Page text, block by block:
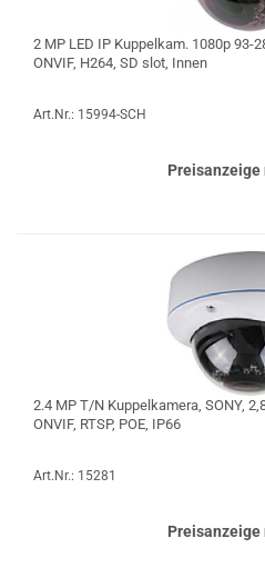
2 MP LED IP Kuppelkam. 1080p 93-
ONVIF, H264, SD slot, Innen
Art.Nr.: 15994-SCH
2.4 MP T/N Kuppelkamera, SONY,
ONVIF, RTSP, POE, IP66
Art.Nr.: 15281